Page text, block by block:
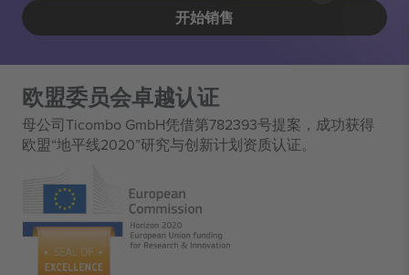
开始销售
欧盟委员会卓越认证
母公司Ticombo GmbH凭借第782393号提案，成功获得
欧盟“地平线2020”研究与创新计划资质认证。